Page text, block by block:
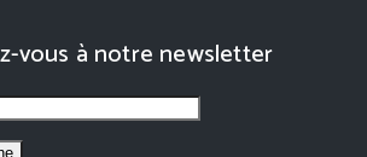
vous à notre newsletter